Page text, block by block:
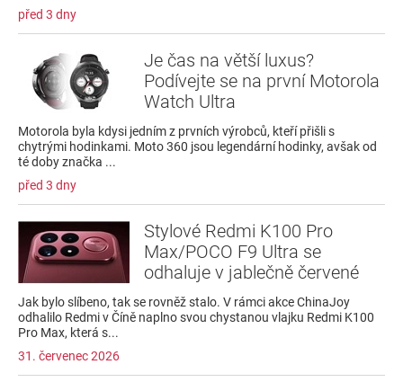
před 3 dny
Je čas na větší luxus?
Podívejte se na první Motorola
Watch Ultra
Motorola byla kdysi jedním z prvních výrobců, kteří přišli s
chytrými hodinkami. Moto 360 jsou legendární hodinky, avšak od
té doby značka ...
před 3 dny
Stylové Redmi K100 Pro
Max/POCO F9 Ultra se
odhaluje v jablečně červené
Jak bylo slíbeno, tak se rovněž stalo. V rámci akce ChinaJoy
odhalilo Redmi v Číně naplno svou chystanou vlajku Redmi K100
Pro Max, která s...
31. červenec 2026